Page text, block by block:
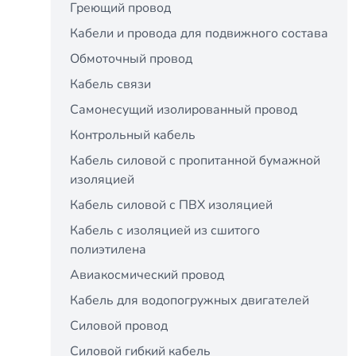
Греющий провод
Кабели и провода для подвижного состава
Обмоточный провод
Кабель связи
Самонесущий изолированный провод
Контрольный кабель
Кабель силовой с пропитанной бумажной
изоляцией
Кабель силовой с ПВХ изоляцией
Кабель с изоляцией из сшитого
полиэтилена
Авиакосмический провод
Кабель для водопогружных двигателей
Силовой провод
Силовой гибкий кабель